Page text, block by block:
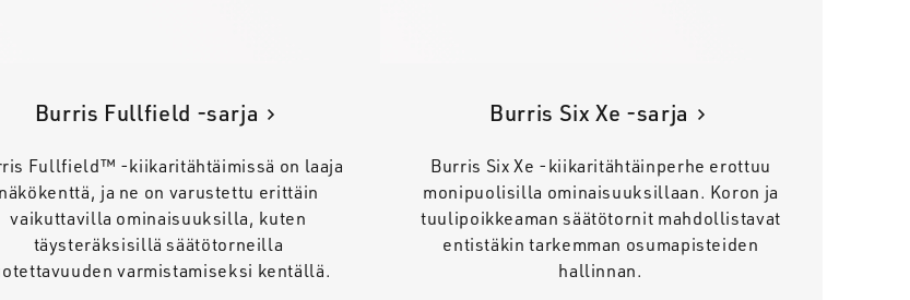
Burris Fullfield -sarja
Fullfield™ -kiikaritähtäimissä on laaja
näkökenttä, ja ne on varustettu erittäin
vaikuttavilla ominaisuuksilla, kuten
täysteräksisillä säätötorneilla
varmistamiseksi kentällä.
Burris Six Xe -sarja
Burris Six Xe -kiikaritähtäinperhe erottuu
monipuolisilla ominaisuuksillaan. Koron ja
tuulipoikkeaman säätötornit mahdollistavat
entistäkin tarkemman osumapisteiden
hallinnan.